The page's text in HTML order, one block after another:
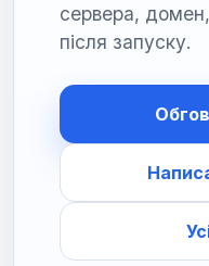
сервера,
після запуску.